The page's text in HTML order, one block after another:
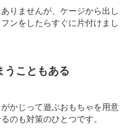
りませんが、ケージから出し
ンをしたらすぐに片付けまし
うこともある
かじって遊ぶおもちゃを用意
のも対策のひとつです。